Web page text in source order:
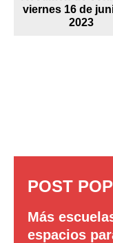
viernes 16 de
2023
POST
Más
espacios